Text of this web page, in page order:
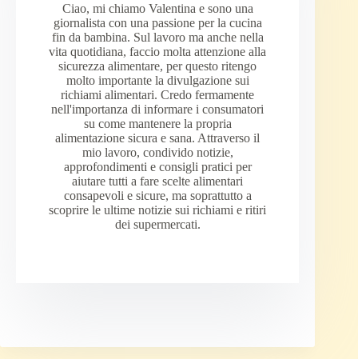
Ciao, mi chiamo Valentina e sono una
giornalista con una passione per la cucina
fin da bambina. Sul lavoro ma anche nella
vita quotidiana, faccio molta attenzione alla
sicurezza alimentare, per questo ritengo
molto importante la divulgazione sui
richiami alimentari. Credo fermamente
nell'importanza di informare i consumatori
su come mantenere la propria
alimentazione sicura e sana. Attraverso il
mio lavoro, condivido notizie,
approfondimenti e consigli pratici per
aiutare tutti a fare scelte alimentari
consapevoli e sicure, ma soprattutto a
scoprire le ultime notizie sui richiami e ritiri
dei supermercati.